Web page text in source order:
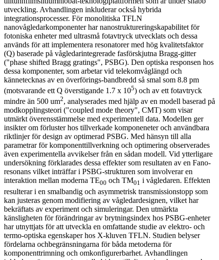
utveckling. Avhandlingen inkluderar också hybrida
integrationsprocesser. För monolitiska TFLN
nanovågledarkomponenter har nanostruktureringskapabilitet för
fotoniska enheter med ultrasmå fotavtryck utvecklats och dessa
används för att implementera resonatorer med hög kvalitetsfaktor
(Q) baserade på vågledarintegrerade fasförskjutna Bragg-gitter
("phase shifted Bragg gratings", PSBG). Den optiska responsen hos
dessa komponenter, som arbetar vid telekomvåglängd och
kännetecknas av en överförings-bandbredd så smal som 8.8 pm
(motsvarande ett Q överstigande 1.7 x 105) och av ett fotavtryck
mindre än 500 um2, analyserades med hjälp av en modell baserad på
modkopplingsteori ("coupled mode theory", CMT) som visar
utmärkt överensstämmelse med experimentell data. Modellen ger
insikter om förluster hos tillverkade komponeneter och användbara
riktlinjer för design av optimerad PSBG. Med hänsyn till alla
parametrar för komponenttillverkning och optimering observerades
även experimentella avvikelser från en sådan modell. Vid ytterligare
undersökning förklarades dessa effekter som resultaten av en Fano-
resonans vilket inträffar i PSBG-strukturen som involverar en
interaktion mellan moderna TE00 och TM01 i vågledaren. Effekten
resulterar i en smalbandig och asymmetrisk transmissionstopp som
kan justeras genom modifiering av vågledardesignen, vilket har
bekräftats av experiment och simuleringar. Den utmärkta
känsligheten för förändringar av brytningsindex hos PSBG-enheter
har utnyttjats för att utveckla en omfattande studie av elektro- och
termo-optiska egenskaper hos X-kluven TFLN. Studien belyser
fördelarna ochbegränsningarna för båda metoderna för
komponenttrimning och omkonfigurerbarhet. Avhandlingen